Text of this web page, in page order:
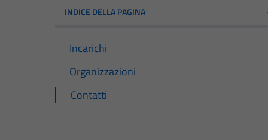
INDICE DELLA PAGINA
Incarichi
Organizzazioni
Contatti